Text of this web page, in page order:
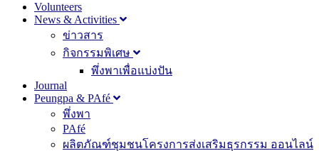
Volunteers
News & Activities
ข่าวสาร
กิจกรรมพิเศษ
พึ่งพาเพื่อแบ่งปัน
Journal
Peungpa & PAfé
พึ่งพา
PAfé
ผลิตภัณฑ์ชุมชนโครงการส่งเสริมธุรกรรม ออนไลน์